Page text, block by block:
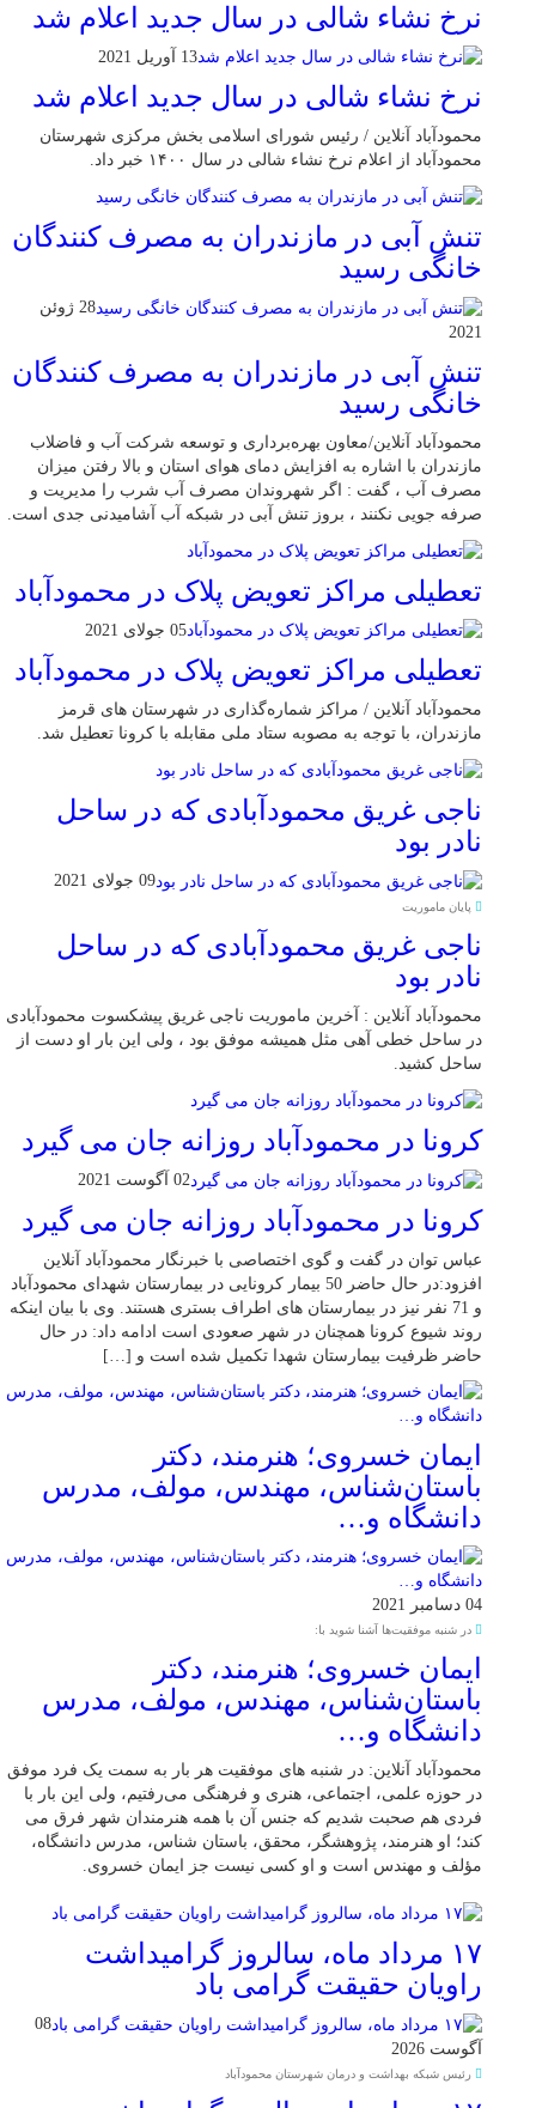
نرخ نشاء شالی در سال جدید اعلام شد
13 آوریل 2021
نرخ نشاء شالی در سال جدید اعلام شد
محمودآباد آنلاین / رئیس شورای اسلامی بخش مرکزی شهرستان
محمودآباد از اعلام نرخ نشاء شالی در سال ۱۴۰۰ خبر داد.
تنش آبی در مازندران به مصرف كنندگان
خانگی رسيد
28 ژوئن
2021
تنش آبی در مازندران به مصرف كنندگان
خانگی رسيد
محمودآباد آنلاین/معاون بهره‌برداری و توسعه شرکت آب و فاضلاب
مازندران با اشاره به افزایش دمای هوای استان و بالا رفتن میزان
مصرف آب ، گفت : اگر شهروندان مصرف آب شرب را مدیریت و
صرفه جویی نکنند ، بروز تنش آبی در شبکه آب آشامیدنی جدی است.
تعطیلی مراکز تعویض پلاک در محمودآباد
05 جولای 2021
تعطیلی مراکز تعویض پلاک در محمودآباد
محمودآباد آنلاین / مراکز شماره‌گذاری در شهر‌ستان های قرمز
مازندران، با توجه به مصوبه ستاد ملی مقابله با کرونا تعطیل شد.
ناجی غریق محمودآبادی که در ساحل
نادر بود
09 جولای 2021
پایان ماموریت
ناجی غریق محمودآبادی که در ساحل
نادر بود
محمودآباد آنلاین : آخرین ماموریت ناجی غریق پیشکسوت محمودآبادی
در ساحل خطی آهی مثل همیشه موفق بود ، ولی این بار او دست از
ساحل کشید.
کرونا در محمودآباد روزانه جان می گیرد
02 آگوست 2021
کرونا در محمودآباد روزانه جان می گیرد
عباس توان در گفت و گوی اختصاصی با خبرنگار محمودآباد آنلاین
افزود:در حال حاضر 50 بیمار کرونایی در بیمارستان شهدای محمودآباد
و 71 نفر نیز در بیمارستان های اطراف بستری هستند. وی با بیان اینکه
روند شیوع کرونا همچنان در شهر صعودی است ادامه داد: در حال
حاضر ظرفیت بیمارستان شهدا تکمیل شده است و […]
ایمان خسروی؛ هنرمند، دکتر
باستان‌شناس، مهندس، مولف، مدرس
دانشگاه و…
04 دسامبر 2021
در شنبه موفقیت‌ها آشنا شوید با:
ایمان خسروی؛ هنرمند، دکتر
باستان‌شناس، مهندس، مولف، مدرس
دانشگاه و…
محمودآباد آنلاین: در شنبه های موفقیت هر بار به سمت یک فرد موفق
در حوزه علمی، اجتماعی، هنری و فرهنگی می‌رفتیم، ولی این بار با
فردی هم صحبت شدیم که جنس آن با همه هنرمندان شهر فرق می
کند؛ او هنرمند، پژوهشگر، محقق، باستان شناس، مدرس دانشگاه،
مؤلف و مهندس است و او کسی نیست جز ایمان خسروی.
۱۷ مرداد ماه، سالروز گرامیداشت
راویان حقیقت گرامی باد
08
آگوست 2026
رئیس شبکه بهداشت و درمان شهرستان محمودآباد